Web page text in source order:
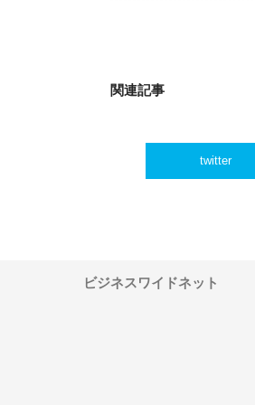
関連記事
twitter
ビジネスワイドネット